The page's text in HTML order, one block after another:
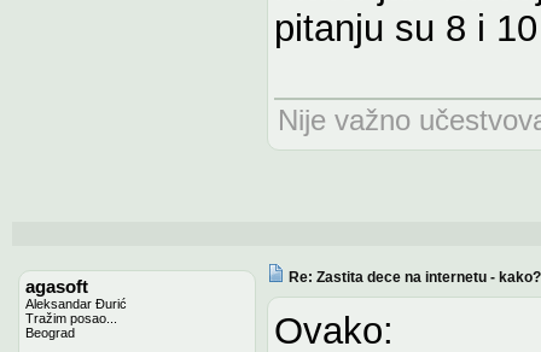
pitanju su 8 i
Nije važno
agasoft
Aleksandar Đurić
Tražim posao...
Beograd
Re: Zastita dece na internetu - kako?
Ovako: